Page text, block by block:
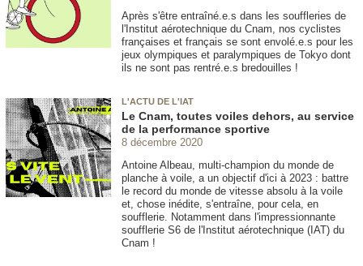
Après s'être entraîné.e.s dans les souffleries de
l'Institut aérotechnique du Cnam, nos cyclistes
françaises et français se sont envolé.e.s pour les
jeux olympiques et paralympiques de Tokyo dont
ils ne sont pas rentré.e.s bredouilles !
L'ACTU DE L'IAT
Le Cnam, toutes voiles dehors, au service
de la performance sportive
8 décembre 2020
Antoine Albeau, multi-champion du monde de
planche à voile, a un objectif d'ici à 2023 : battre
le record du monde de vitesse absolu à la voile
et, chose inédite, s'entraîne, pour cela, en
soufflerie. Notamment dans l'impressionnante
soufflerie S6 de l'Institut aérotechnique (IAT) du
Cnam !